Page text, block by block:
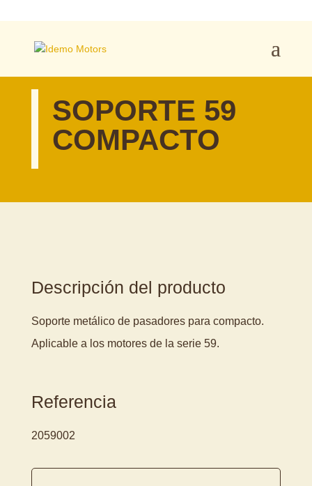
SOPORTE 59
COMPACTO
Descripción del producto
Soporte metálico de pasadores para compacto.
Aplicable a los motores de la serie 59.
Referencia
2059002